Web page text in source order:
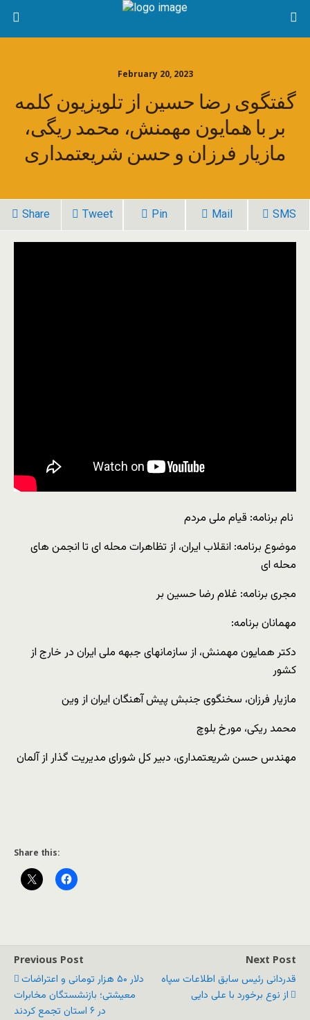
February 20, 2023
گفتگوی رضا حسین از تلویزیون کلمه
بر با همایون مهمنش، محمد ریگی،
مازیار فرزان و حسن شریعتمداری
Share Tweet Pin Mail SMS
نام برنامه: قیام ملی مردم
موضوع برنامه: انقلاب ایران، از تظاهرات محله ای تا انجمن های
محله ای
مجری برنامه: غلام رضا حسین بر
مهمانان برنامه:
دکتر همایون مهمنش، از سازمانهای جبهه ملی ایران در خارج از
کشور
مازیار فرزان، سخنگوی جنبش پیش آهنگان ایران از وین
محمد ریکی، مورخ بلوچ
مهندس حسن شریعتمداری، دبیر کل شورای مدیریت گذار از آلمان
Share this:
Previous Post
دلار ۵۰ هزار تومانی و اعتراضات
معیشتی؛ بازنشستگان مخابرات
در ۶ استان تجمع کردند
Next Post
قدردانی رئیس سابق اطلاعات سپاه
از نوع برخورد با علی دایی